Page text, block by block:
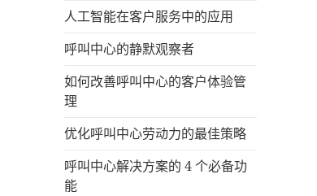
人工智能在客户服务中的应用
呼叫中心的静默观察者
如何改善呼叫中心的客户体验管
理
优化呼叫中心劳动力的最佳策略
呼叫中心解决方案的 4 个必备功
能